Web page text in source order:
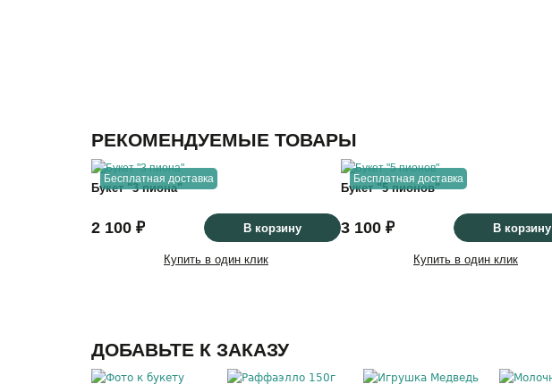
РЕКОМЕНДУЕМЫЕ ТОВАРЫ
Бесплатная доставка
Букет "3 пиона"
2 100 ₽ В корзину
Купить в один клик
Бесплатная доставка
Букет "5 пионов"
3 100 ₽ В корзину
Купить в один клик
ДОБАВЬТЕ К ЗАКАЗУ